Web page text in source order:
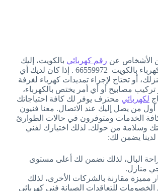
الأشخاص عن رقم كهربائي بالكويت، إليك
رقم أفضل فني كهرباء بالكويت 66559972 . إذا كان لديك أي
أو تحتاج لإجراء تمديدات كهرباء لغرفة
تركيب مصابيح أو أي أمر يختص بالكهرباء،
لكهربائي محترف يوفر لك كافة احتياجاتك
أول من يصل إليك عند الاتصال. معنا فنيون
الخدمات ومتوفرون في حالات الطوارئ
وسلامة من حولك. لذلك اختيارك لفني
يضمن لك:
البال، لذلك نضمن لك أعلى مستوى
منازل.
مميزة مقارنة بالشركات الأخرى، لذلك
الخصومات للتعاقدات الصيانة فني كهربائي